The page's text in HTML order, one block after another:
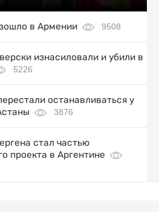
в Армении 9508
изнасиловали и убили в
5226
останавливаться у
3876
стал частью
проекта в Аргентине